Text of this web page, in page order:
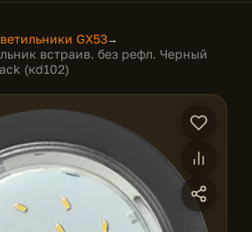
GX53→
встраив. без рефл. Черный
(кd102)